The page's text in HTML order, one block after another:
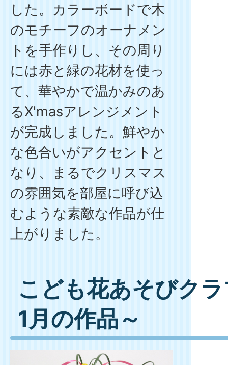
した。カラーボードで木
のモチーフのオーナメン
トを手作りし、その周り
には赤と緑の花材を使っ
て、華やかで温かみのあ
るX'masアレンジメント
が完成しました。鮮やか
な色合いがアクセントと
なり、まるでクリスマス
の雰囲気を部屋に呼び込
むような素敵な作品が仕
上がりました。
こども花あそびク
1月の作品～